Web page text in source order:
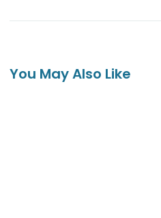
You May Also Like